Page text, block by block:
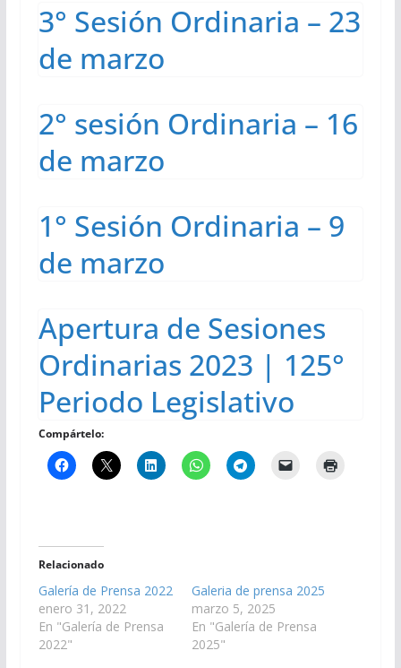
3° Sesión Ordinaria – 23
de marzo
2° sesión Ordinaria – 16
de marzo
1° Sesión Ordinaria – 9
de marzo
Apertura de Sesiones
Ordinarias 2023 | 125°
Periodo Legislativo
Compártelo:
Relacionado
Galería de Prensa 2022
enero 31, 2022
En "Galería de Prensa
2022"
Galeria de prensa 2025
marzo 5, 2025
En "Galería de Prensa
2025"